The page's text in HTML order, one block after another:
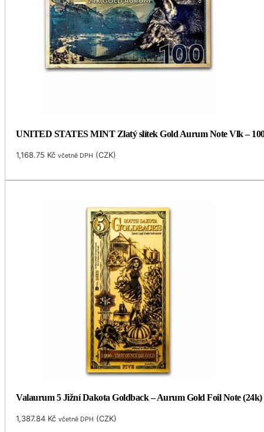
UNITED STATES MINT Zlatý slítek Gold Aurum Note Vlk –
1,168.75 Kč včetně DPH (CZK)
Valaurum 5 Jižní Dakota Goldback – Aurum Gold Foil Note (24k)
1,387.84 Kč včetně DPH (CZK)